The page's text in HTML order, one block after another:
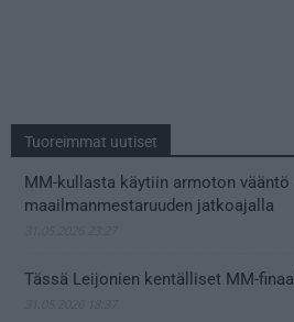
Tuoreimmat uutiset
MM-kullasta käytiin armoton
maailmanmestaruuden jatkoajalla
Tässä Leijonien kentälliset MM-